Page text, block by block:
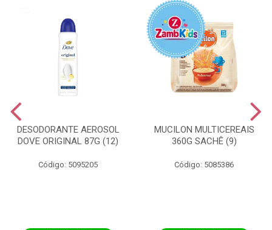
DESODORANTE AEROSOL
DOVE ORIGINAL 87G (12)
Código: 5095205
MUCILON MULTICEREAIS
360G SACHÊ (9)
Código: 5085386